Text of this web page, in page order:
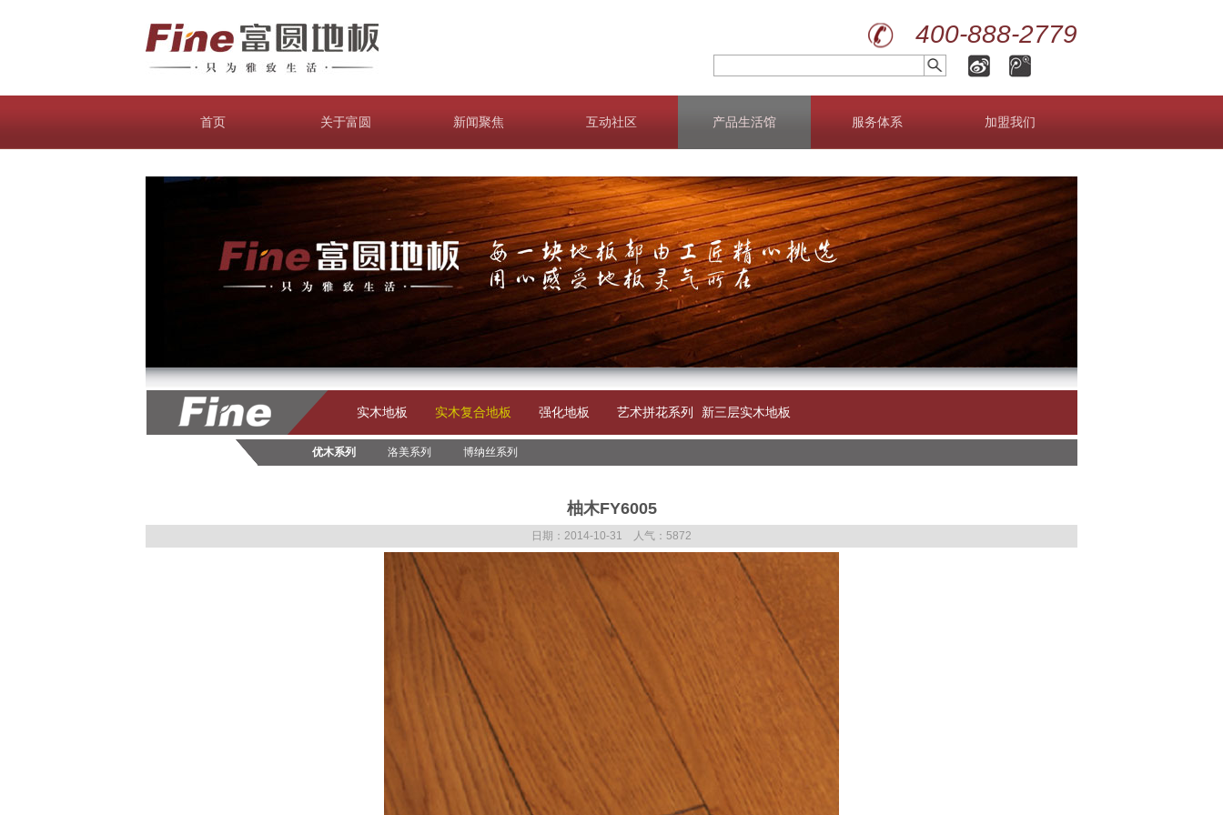
400-888-2779
首页 关于富圆 新闻聚焦 互动社区 产品生活馆 服务体系 加盟我们
实木地板 实木复合地板 强化地板 艺术拼花系列 新三层实木地板
优木系列 洛美系列 博纳丝系列
柚木FY6005
日期：2014-10-31 人气：5872